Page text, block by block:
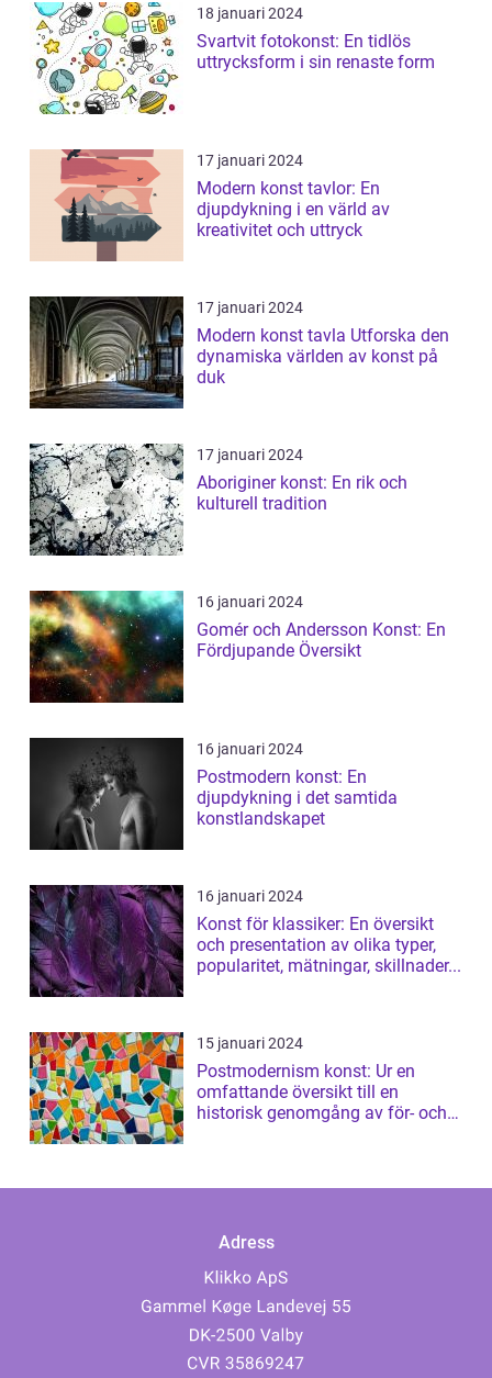
18 januari 2024
Svartvit fotokonst: En tidlös
uttrycksform i sin renaste form
17 januari 2024
Modern konst tavlor: En
djupdykning i en värld av
kreativitet och uttryck
17 januari 2024
Modern konst tavla Utforska den
dynamiska världen av konst på
duk
17 januari 2024
Aboriginer konst: En rik och
kulturell tradition
16 januari 2024
Gomér och Andersson Konst: En
Fördjupande Översikt
16 januari 2024
Postmodern konst: En
djupdykning i det samtida
konstlandskapet
16 januari 2024
Konst för klassiker: En översikt
och presentation av olika typer,
popularitet, mätningar, skillnader...
15 januari 2024
Postmodernism konst: Ur en
omfattande översikt till en
historisk genomgång av för- och
Adress